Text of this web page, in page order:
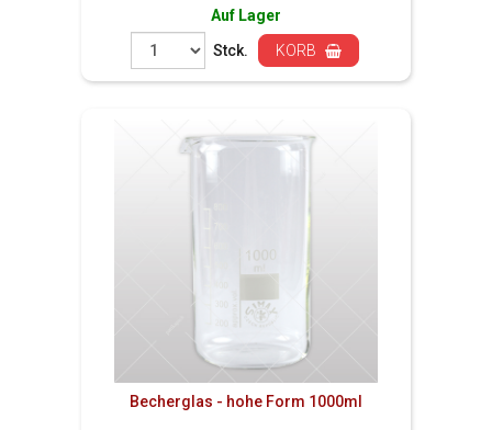
Auf Lager
Stck.
KORB
Becherglas - hohe Form 1000ml